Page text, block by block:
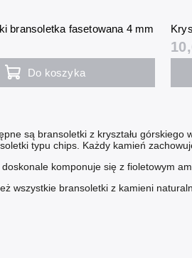
bransoletka fasetowana 4 mm
Do koszyka
są bransoletki z kryształu
typu chips. Każdy kamień
doskonale komponuje się z fioletowym
wszystkie bransoletki z kamieni